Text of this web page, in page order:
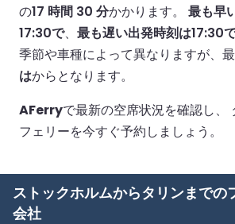
の17 時間 30 分かかります。 最も早
17:30で、 最も遅い出発時刻は17:30
季節や車種によって異なりますが、
はからとなります。
AFerryで最新の空席状況を確認し、
フェリーを今すぐ予約しましょう。
ストックホルムからタリンまでの
会社